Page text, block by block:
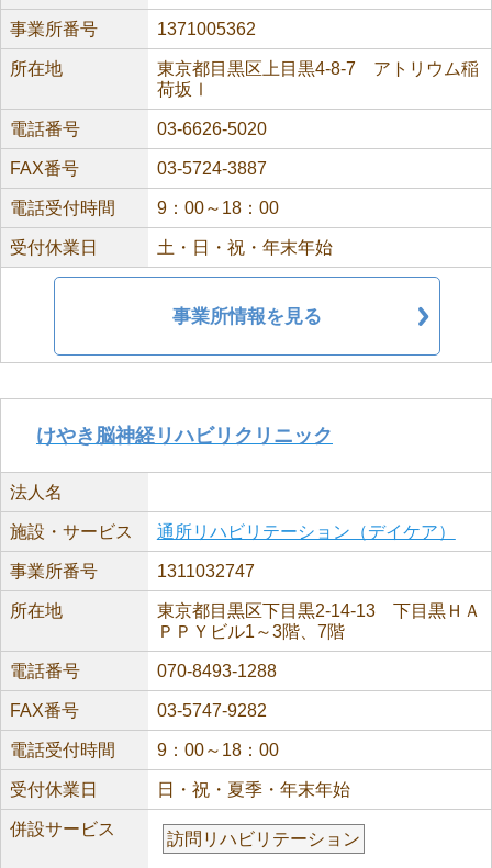
事業所番号 1371005362
所在地
東京都目黒区上目黒4-8-7 アトリウム稲
荷坂Ⅰ
電話番号 03-6626-5020
FAX番号 03-5724-3887
電話受付時間 9：00～18：00
受付休業日 土・日・祝・年末年始
事業所情報を見る
けやき脳神経リハビリクリニック
法人名
施設・サービス 通所リハビリテーション（デイケア）
事業所番号 1311032747
所在地
東京都目黒区下目黒2-14-13 下目黒ＨＡ
ＰＰＹビル1～3階、7階
電話番号 070-8493-1288
FAX番号 03-5747-9282
電話受付時間 9：00～18：00
受付休業日 日・祝・夏季・年末年始
併設サービス
訪問リハビリテーション